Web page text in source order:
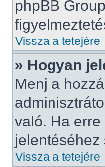
phpBB
Vissza a tetejére
» Hogyan
Menj a
való. Ha
jelentéséhez
Vissza a tetejére